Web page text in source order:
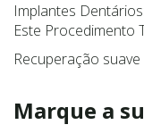
Implantes
Este Procedimento
Recuperação
Marque a